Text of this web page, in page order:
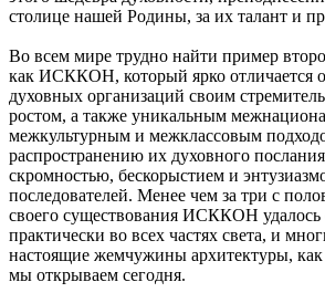
столице нашей Родины, за их талант и
Во всем мире трудно найти пример
как ИСККОН, который ярко отличается
духовных организаций своим
ростом, а также уникальным
межкультурным и межклассовым
распространению их духовного
скромностью, бескорыстием и
последователей. Менее чем за три с
своего существования ИСККОН
практически во всех частях света, и
настоящие жемчужины архитектуры,
мы открываем сегодня.